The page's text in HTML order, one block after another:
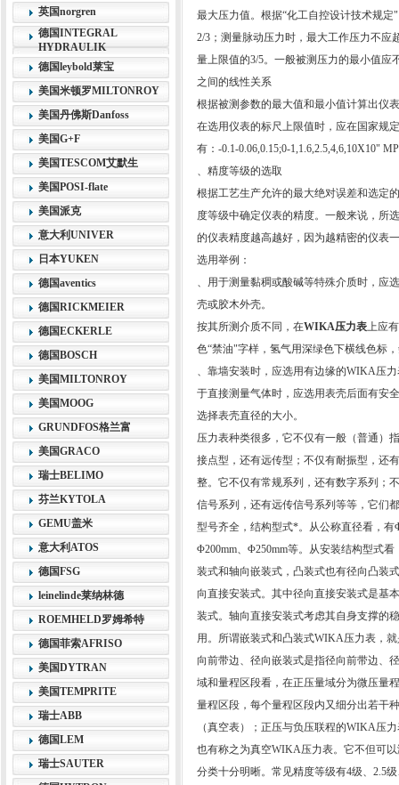
英国norgren
德国INTEGRAL
HYDRAULIK
德国leybold莱宝
美国米顿罗MILTONROY
美国丹佛斯Danfoss
美国G+F
美国TESCOM艾默生
美国POSI-flate
美国派克
意大利UNIVER
日本YUKEN
德国aventics
德国RICKMEIER
德国ECKERLE
德国BOSCH
美国MILTONROY
美国MOOG
GRUNDFOS格兰富
美国GRACO
瑞士BELIMO
芬兰KYTOLA
GEMU盖米
意大利ATOS
德国FSG
leinelinde莱纳林德
ROEMHELD罗姆希特
德国菲索AFRISO
美国DYTRAN
美国TEMPRITE
瑞士ABB
德国LEM
瑞士SAUTER
最大压力值。根据“化工自控设计技术规
2/3；测量脉动压力时，最大工作压力不应
量上限值的3/5。一般被测压力的最小值应
之间的线性关系
根据被测参数的最大值和最小值计算出仪
在选用仪表的标尺上限值时，应在国家规
有：-0.1-0.06,0.15;0-1,1.6,2.5,4,6,10X10"
、精度等级的选取
根据工艺生产允许的最大绝对误差和选定
度等级中确定仪表的精度。一般来说，所
的仪表精度越高越好，因为越精密的仪表
选用举例：
、用于测量黏稠或酸碱等特殊介质时，应
壳或胶木外壳。
按其所测介质不同，在WIKA压力表上应
色“禁油"字样，氢气用深绿色下横线色标
、靠墙安装时，应选用有边缘的WIKA压
于直接测量气体时，应选用表壳后面有安
选择表壳直径的大小。
压力表种类很多，它不仅有一般（普通）
接点型，还有远传型；不仅有耐振型，还
整。它不仅有常规系列，还有数字系列；
信号系列，还有远传信号系列等等，它们
型号齐全，结构型式*。从公称直径看，有
Φ200mm、Φ250mm等。从安装结构型式
装式和轴向嵌装式，凸装式也有径向凸装
向直接安装式。其中径向直接安装式是基
装式。轴向直接安装式考虑其自身支撑的
用。所谓嵌装式和凸装式WIKA压力表，
向前带边、径向嵌装式是指径向前带边、
域和量程区段看，在正压量域分为微压量
量程区段，每个量程区段内又细分出若干
（真空表）；正压与负压联程的WIKA压
也有称之为真空WIKA压力表。它不但可
分类十分明晰。常见精度等级有4级、2.5